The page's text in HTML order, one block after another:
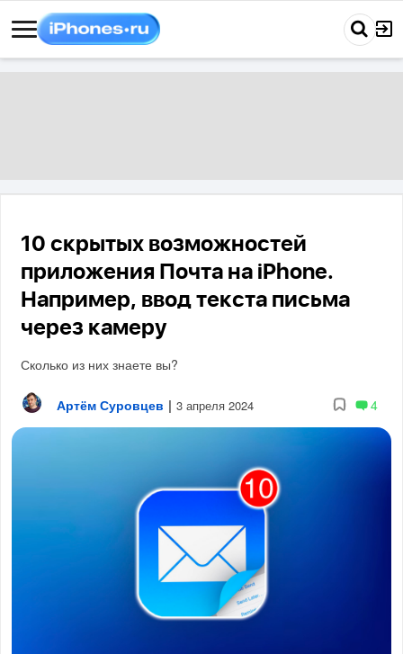
10 скрытых возможностей
приложения Почта на iPhone.
Например, ввод текста письма
через камеру
Сколько из них знаете вы?
Артём Суровцев | 3 апреля 2024 4